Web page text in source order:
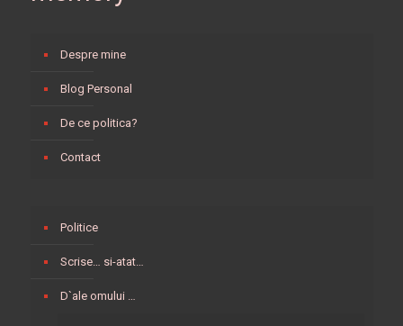
Despre mine
Blog Personal
De ce politica?
Contact
Politice
Scrise… si-atat…
D`ale omului …